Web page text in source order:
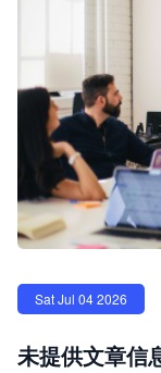
Sat Jul 04 2026
未提供文章信